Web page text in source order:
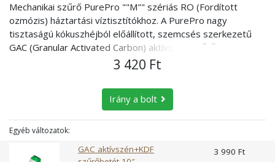
Mechanikai szűrő PurePro ""M"" szériás RO (Fordított
ozmózis) háztartási víztisztítókhoz. A PurePro nagy
tisztaságú kókuszhéjból előállított, szemcsés szerkezetű
GAC (Granular Activated Carbon) aktívszén szűrőbetét
mérete 10"" és elsősorban szűrési folyamatok második
minden íz- és szaghatást okozó anyag eltávolítása a vízből.
A klórt és a szerves vegyületeket 98%-ban kiszűri. A
engedélyezett vezetékes víz tisztítására használható. A
Maximális működési nyomás: 6 bar Maximális működési
3 420 Ft
Irány a bolt
Egyéb változatok:
GAC aktívszén+KDF
3 990 Ft